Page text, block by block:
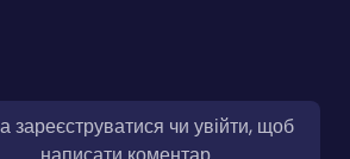
зареєструватися чи увійти, щоб